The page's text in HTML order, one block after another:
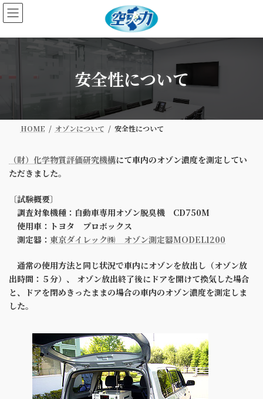
コ
ン
ン
ス
ナ
ビ
ー
ン
安全性について
HOME オゾンについて 安全性について
（財）化学物質評価研究機構にて車内のオゾン濃度を測定してい
ただきました。
〔試験概要〕
調査対象機種：自動車専用オゾン脱臭機 CD750M
使用車：トヨタ プロボックス
測定器： 東京ダイレック㈱ オゾン測定器MODEL1200
通常の使用方法と同じ状況で車内にオゾンを放出し（オゾン放
出時間：５分）、 オゾン放出終了後にドアを開けて換気した場合
と、ドアを閉めきったままの場合の車内のオゾン濃度を測定しま
した。